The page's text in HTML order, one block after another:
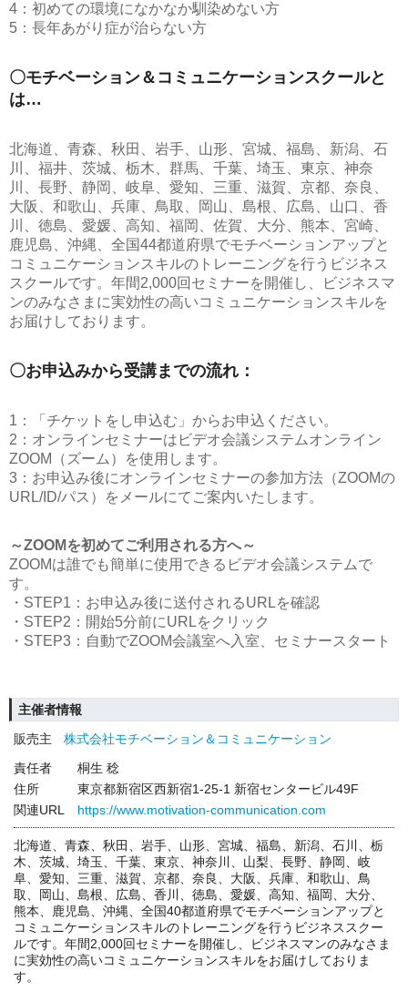
4：初めての環境になかなか馴染めない方
5：長年あがり症が治らない方
〇モチベーション＆コミュニケーションスクールと
は…
北海道、青森、秋田、岩手、山形、宮城、福島、新潟、石
川、福井、茨城、栃木、群馬、千葉、埼玉、東京、神奈
川、長野、静岡、岐阜、愛知、三重、滋賀、京都、奈良、
大阪、和歌山、兵庫、鳥取、岡山、島根、広島、山口、香
川、徳島、愛媛、高知、福岡、佐賀、大分、熊本、宮崎、
鹿児島、沖縄、全国44都道府県でモチベーションアップと
コミュニケーションスキルのトレーニングを行うビジネス
スクールです。年間2,000回セミナーを開催し、ビジネスマ
ンのみなさまに実効性の高いコミュニケーションスキルを
お届けしております。
〇お申込みから受講までの流れ：
1：「チケットをし申込む」からお申込ください。
2：オンラインセミナーはビデオ会議システムオンライン
ZOOM（ズーム）を使用します。
3：お申込み後にオンラインセミナーの参加方法（ZOOMの
URL/ID/パス）をメールにてご案内いたします。
～ZOOMを初めてご利用される方へ～
ZOOMは誰でも簡単に使用できるビデオ会議システムで
す。
・STEP1：お申込み後に送付されるURLを確認
・STEP2：開始5分前にURLをクリック
・STEP3：自動でZOOM会議室へ入室、セミナースタート
主催者情報
販売主
株式会社モチベーション＆コミュニケーション
責任者
桐生 稔
住所
東京都新宿区西新宿1-25-1 新宿センタービル49F
関連URL
https://www.motivation-communication.com
北海道、青森、秋田、岩手、山形、宮城、福島、新潟、石川、栃
木、茨城、埼玉、千葉、東京、神奈川、山梨、長野、静岡、岐
阜、愛知、三重、滋賀、京都、奈良、大阪、兵庫、和歌山、鳥
取、岡山、島根、広島、香川、徳島、愛媛、高知、福岡、大分、
熊本、鹿児島、沖縄、全国40都道府県でモチベーションアップと
コミュニケーションスキルのトレーニングを行うビジネススクー
ルです。年間2,000回セミナーを開催し、ビジネスマンのみなさま
に実効性の高いコミュニケーションスキルをお届けしておりま
す。